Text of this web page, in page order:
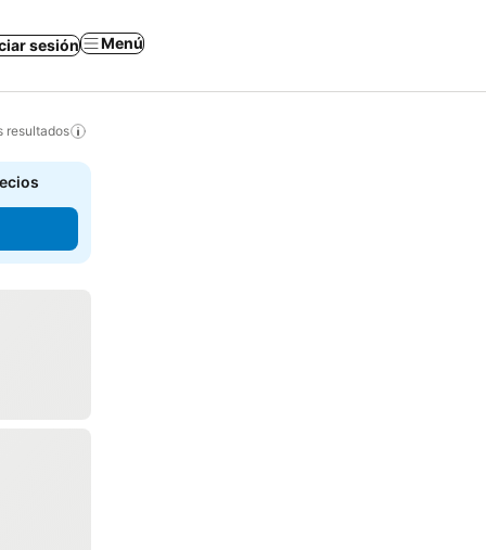
sesión Menú
resultados